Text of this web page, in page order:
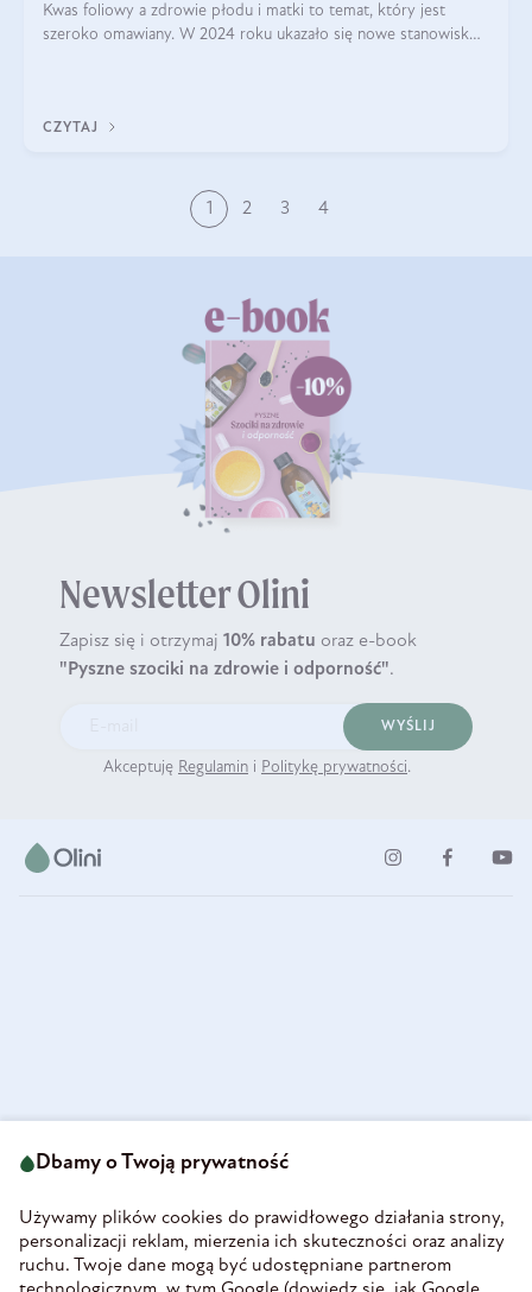
Kwas foliowy a zdrowie płodu i matki to temat, który jest
szeroko omawiany. W 2024 roku ukazało się nowe stanowisko
CZYTAJ
1 2 3 4
Newsletter Olini
Zapisz się i otrzymaj 10% rabatu oraz e-book
"Pyszne szociki na zdrowie i odporność".
WYŚLIJ
Akceptuję Regulamin i Politykę prywatności.
58-160 Świebodzice
REGON 890213034
INFORMACJE
Dbamy o Twoją prywatność
Używamy plików cookies do prawidłowego działania strony,
personalizacji reklam, mierzenia ich skuteczności oraz analizy
ruchu. Twoje dane mogą być udostępniane partnerom